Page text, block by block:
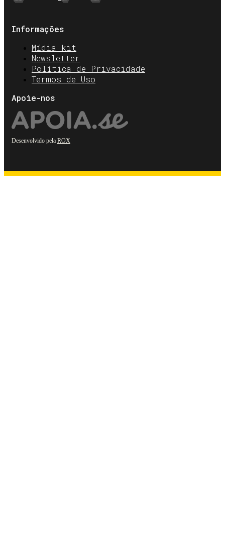
Informações
Mídia kit
Newsletter
Política de Privacidade
Termos de Uso
Apoie-nos
Desenvolvido pela ROX